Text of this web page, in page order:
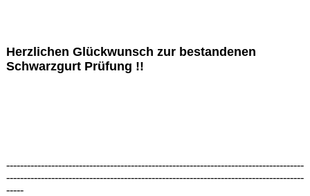
Herzlichen Glückwunsch zur bestandenen
Schwarzgurt Prüfung !!
--------------------------------------------------------------------------------------
--------------------------------------------------------------------------------------
-----